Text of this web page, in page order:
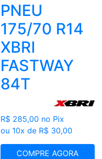
PNEU
175/70 R14
XBRI
FASTWAY
84T
R$ 285,00 no Pix
ou 10x de R$ 30,00
COMPRE AGORA